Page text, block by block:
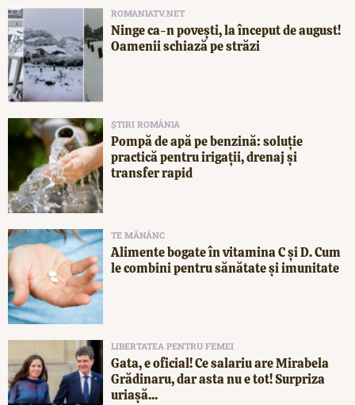
ROMANIATV.NET
Ninge ca-n povești, la început de august!
Oamenii schiază pe străzi
ȘTIRI ROMÂNIA
Pompă de apă pe benzină: soluție
practică pentru irigații, drenaj și
transfer rapid
TE MĂNÂNC
Alimente bogate în vitamina C și D. Cum
le combini pentru sănătate și imunitate
LIBERTATEA PENTRU FEMEI
Gata, e oficial! Ce salariu are Mirabela
Grădinaru, dar asta nu e tot! Surpriza
uriașă...